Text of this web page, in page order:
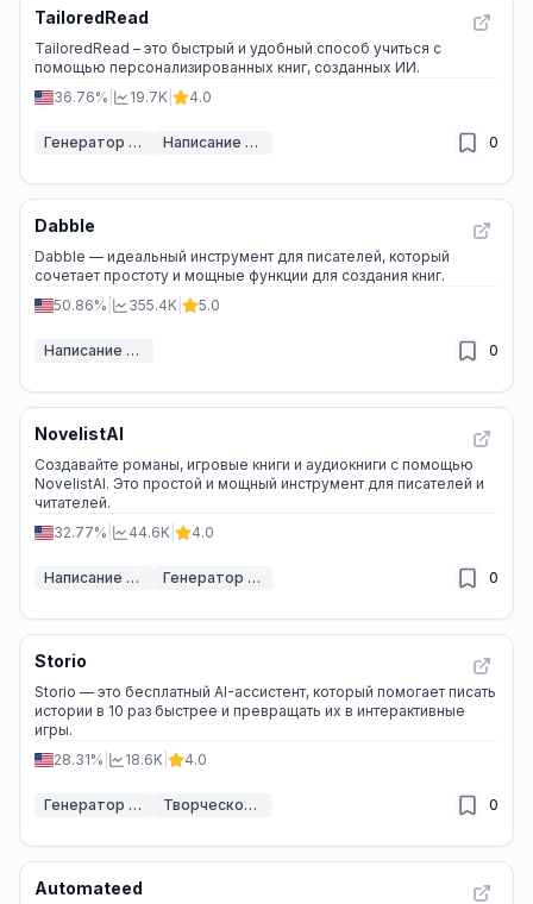
TailoredRead
TailoredRead – это быстрый и удобный способ учиться с
помощью персонализированных книг, созданных ИИ.
36.76%
19.7K 4.0
Генератор электронных книг ИИ Написание книг с помощью ИИ 0
Dabble
Dabble — идеальный инструмент для писателей, который
сочетает простоту и мощные функции для создания книг.
50.86%
355.4K 5.0
Написание книг с помощью ИИ 0
NovelistAI
Создавайте романы, игровые книги и аудиокниги с помощью
NovelistAI. Это простой и мощный инструмент для писателей и
читателей.
32.77%
44.6K 4.0
Написание книг с помощью ИИ Генератор историй ИИ 0
Storio
Storio — это бесплатный AI-ассистент, который помогает писать
истории в 10 раз быстрее и превращать их в интерактивные
игры.
28.31%
18.6K 4.0
Генератор историй ИИ Творческое письмо с ИИ 0
Automateed